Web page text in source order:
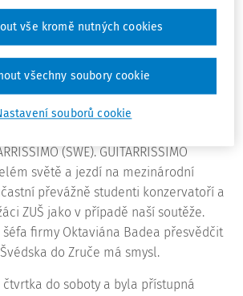
ale i ze Slovenska, Německa,
Polska, Ukrajiny a Ruska. V době
prodejní výstava notových
(SWE). GUITARRISSIMO
světě a jezdí na mezinárodní
převážně studenti konzervatoří a
ZUŠ jako v případě naší soutěže.
firmy Oktaviána Badea přesvědčit
do Zruče má smysl.
do soboty a byla přístupná
souborů cookie
vše kromě nutných cookies
všechny soubory cookie